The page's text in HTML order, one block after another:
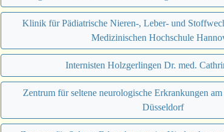
Klinik für Pädiatrische Nieren-, Leber- und
Medizinischen Hochschule
Internisten Holzgerlingen Dr. med.
Zentrum für seltene neurologische Erkrankungen
Düsseldorf